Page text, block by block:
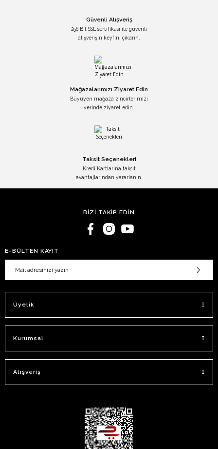
Güvenli Alışveriş
256 Bit SSL sertifikası ile güvenli
alışverişin keyfini çıkarın.
Mağazalarımızı Ziyaret Edin
Büyüyen mağaza zincirlerimizi
yerinde ziyaret edin.
Taksit Seçenekleri
Kredi Kartlarına taksit
avantajlarından yararlanın.
BİZİ TAKİP EDİN
E-BÜLTEN KAYIT
Üyelik
Kurumsal
Alışveriş